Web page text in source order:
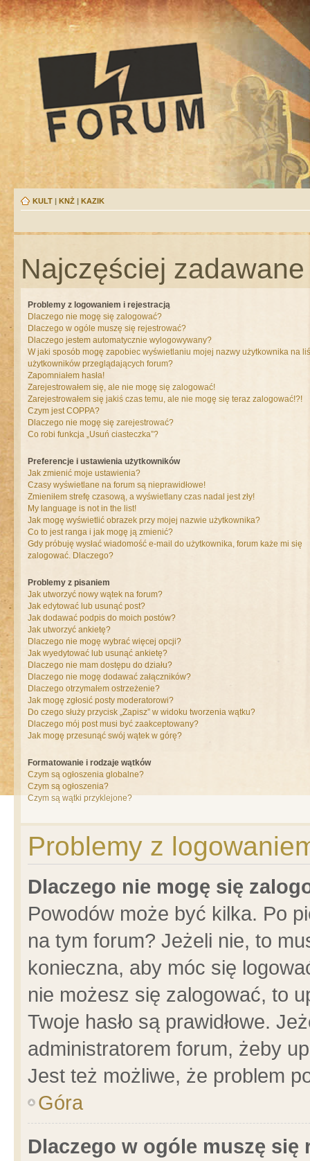
KULT | KNŻ | KAZIK
Najczęściej
Problemy z logowaniem i rejestracją
Dlaczego nie mogę się zalogować?
Dlaczego w ogóle muszę się rejestrować?
Dlaczego jestem automatycznie wylogowywany?
W jaki sposób mogę zapobiec wyświetlaniu mojej nazwy użytkownika na
użytkowników przeglądających forum?
Zapomniałem hasła!
Zarejestrowałem się, ale nie mogę się zalogować!
Zarejestrowałem się jakiś czas temu, ale nie mogę się teraz zalogować!?!
Czym jest COPPA?
Dlaczego nie mogę się zarejestrować?
Co robi funkcja „Usuń ciasteczka”?
Preferencje i ustawienia użytkowników
Jak zmienić moje ustawienia?
Czasy wyświetlane na forum są nieprawidłowe!
Zmieniłem strefę czasową, a wyświetlany czas nadal jest zły!
My language is not in the list!
Jak mogę wyświetlić obrazek przy mojej nazwie użytkownika?
Co to jest ranga i jak mogę ją zmienić?
Gdy próbuję wysłać wiadomość e-mail do użytkownika, forum każe mi się
zalogować. Dlaczego?
Problemy z pisaniem
Jak utworzyć nowy wątek na forum?
Jak edytować lub usunąć post?
Jak dodawać podpis do moich postów?
Jak utworzyć ankietę?
Dlaczego nie mogę wybrać więcej opcji?
Jak wyedytować lub usunąć ankietę?
Dlaczego nie mam dostępu do działu?
Dlaczego nie mogę dodawać załączników?
Dlaczego otrzymałem ostrzeżenie?
Jak mogę zgłosić posty moderatorowi?
Do czego służy przycisk „Zapisz” w widoku tworzenia wątku?
Dlaczego mój post musi być zaakceptowany?
Jak mogę przesunąć swój wątek w górę?
Formatowanie i rodzaje wątków
Czym są ogłoszenia globalne?
Czym są ogłoszenia?
Czym są wątki przyklejone?
Problemy z
Dlaczego nie mogę się
Powodów może być kilka. Po
na tym forum? Jeżeli nie, to
konieczna, aby móc się
nie możesz się zalogować, to
Twoje hasło są prawidłowe.
administratorem forum, żeby
Jest też możliwe, że problem
Góra
Dlaczego w ogóle muszę się